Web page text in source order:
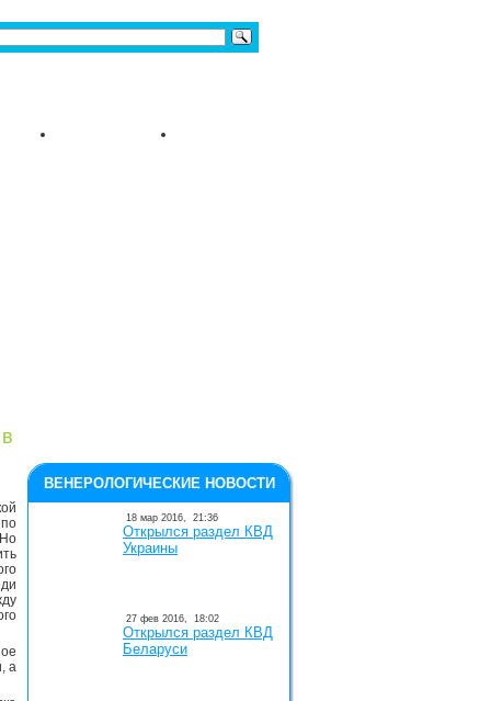
а
ВЕНЕРОЛОГИЧЕСКИЕ НОВОСТИ
18 мар 2016, 21:36
Открылся раздел КВД
Украины
27 фев 2016, 18:02
Открылся раздел КВД
Беларуси